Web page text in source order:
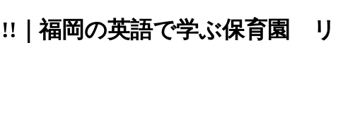
｜福岡の英語で学ぶ保育園